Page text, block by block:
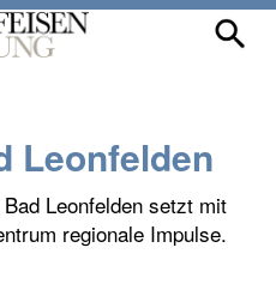
Leonfelden
Leonfelden setzt mit
regionale Impulse.